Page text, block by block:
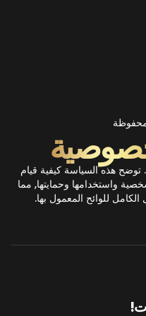
هذه السياسة كيفية قيام
واستخدامها وحمايتها, مما
للوائح المعمول بها.